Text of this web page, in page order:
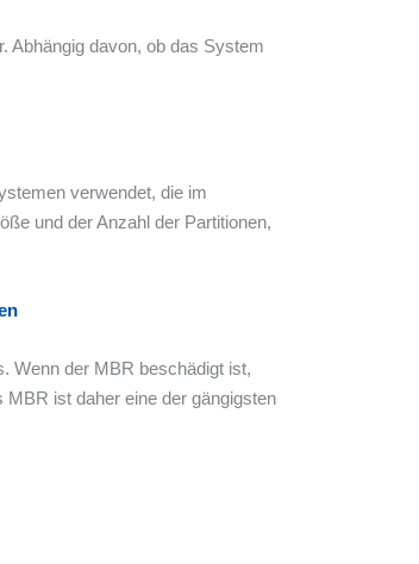
Abhängig davon, ob das System
verwendet, die im
und der Anzahl der Partitionen,
Wenn der MBR beschädigt ist,
ist daher eine der gängigsten